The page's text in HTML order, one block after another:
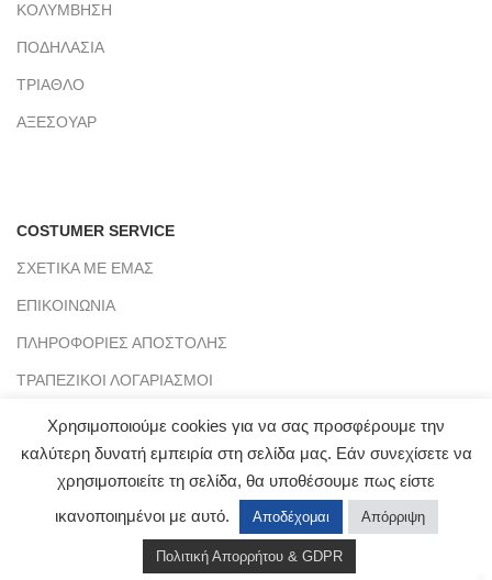
ΚΟΛΥΜΒΗΣΗ
ΠΟΔΗΛΑΣΙΑ
ΤΡΙΑΘΛΟ
ΑΞΕΣΟΥΑΡ
COSTUMER SERVICE
ΣΧΕΤΙΚΑ ΜΕ ΕΜΑΣ
ΕΠΙΚΟΙΝΩΝΙΑ
ΠΛΗΡΟΦΟΡΙΕΣ ΑΠΟΣΤΟΛΗΣ
ΤΡΑΠΕΖΙΚΟΙ ΛΟΓΑΡΙΑΣΜΟΙ
BLOG
CLICKMYWAY 2021 - PREMIUM E-COMMERCE SOLUTIONS.
Αρ. Γ.Ε.ΜΗ : 151953803000
Χρησιμοποιούμε cookies για να σας προσφέρουμε την
καλύτερη δυνατή εμπειρία στη σελίδα μας. Εάν συνεχίσετε να
χρησιμοποιείτε τη σελίδα, θα υποθέσουμε πως είστε
ικανοποιημένοι με αυτό.
Αποδέχομαι Απόρριψη
Πολιτική Απορρήτου & GDPR